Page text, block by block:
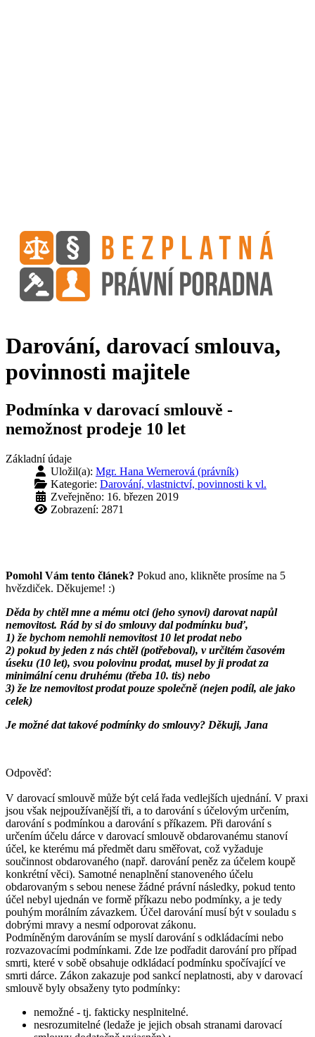
Darování, darovací smlouva,
povinnosti majitele
Podmínka v darovací smlouvě -
nemožnost prodeje 10 let
Základní údaje
Uložil(a): Mgr. Hana Wernerová (právník)
Kategorie: Darování, vlastnictví, povinnosti k vl.
Zveřejněno: 16. březen 2019
Zobrazení: 2871
Pomohl Vám tento článek? Pokud ano, klikněte prosíme na 5
hvězdiček. Děkujeme! :)
Děda by chtěl mne a mému otci (jeho synovi) darovat napůl
nemovitost. Rád by si do smlouvy dal podmínku buď,
1) že bychom nemohli nemovitost 10 let prodat nebo
2) pokud by jeden z nás chtěl (potřeboval), v určitém časovém
úseku (10 let), svou polovinu prodat, musel by ji prodat za
minimální cenu druhému (třeba 10. tis) nebo
3) že lze nemovitost prodat pouze společně (nejen podíl, ale jako
celek)
Je možné dat takové podmínky do smlouvy? Děkuji, Jana
Odpověď:
V darovací smlouvě může být celá řada vedlejších ujednání. V praxi
jsou však nejpoužívanější tři, a to darování s účelovým určením,
darování s podmínkou a darování s příkazem. Při darování s
určením účelu dárce v darovací smlouvě obdarovanému stanoví
účel, ke kterému má předmět daru směřovat, což vyžaduje
součinnost obdarovaného (např. darování peněz za účelem koupě
konkrétní věci). Samotné nenaplnění stanoveného účelu
obdarovaným s sebou nenese žádné právní následky, pokud tento
účel nebyl ujednán ve formě příkazu nebo podmínky, a je tedy
pouhým morálním závazkem. Účel darování musí být v souladu s
dobrými mravy a nesmí odporovat zákonu.
Podmíněným darováním se myslí darování s odkládacími nebo
rozvazovacími podmínkami. Zde lze podřadit darování pro případ
smrti, které v sobě obsahuje odkládací podmínku spočívající ve
smrti dárce. Zákon zakazuje pod sankcí neplatnosti, aby v darovací
smlouvě byly obsaženy tyto podmínky:
nemožné - tj. fakticky nesplnitelné.
nesrozumitelné (ledaže je jejich obsah stranami darovací